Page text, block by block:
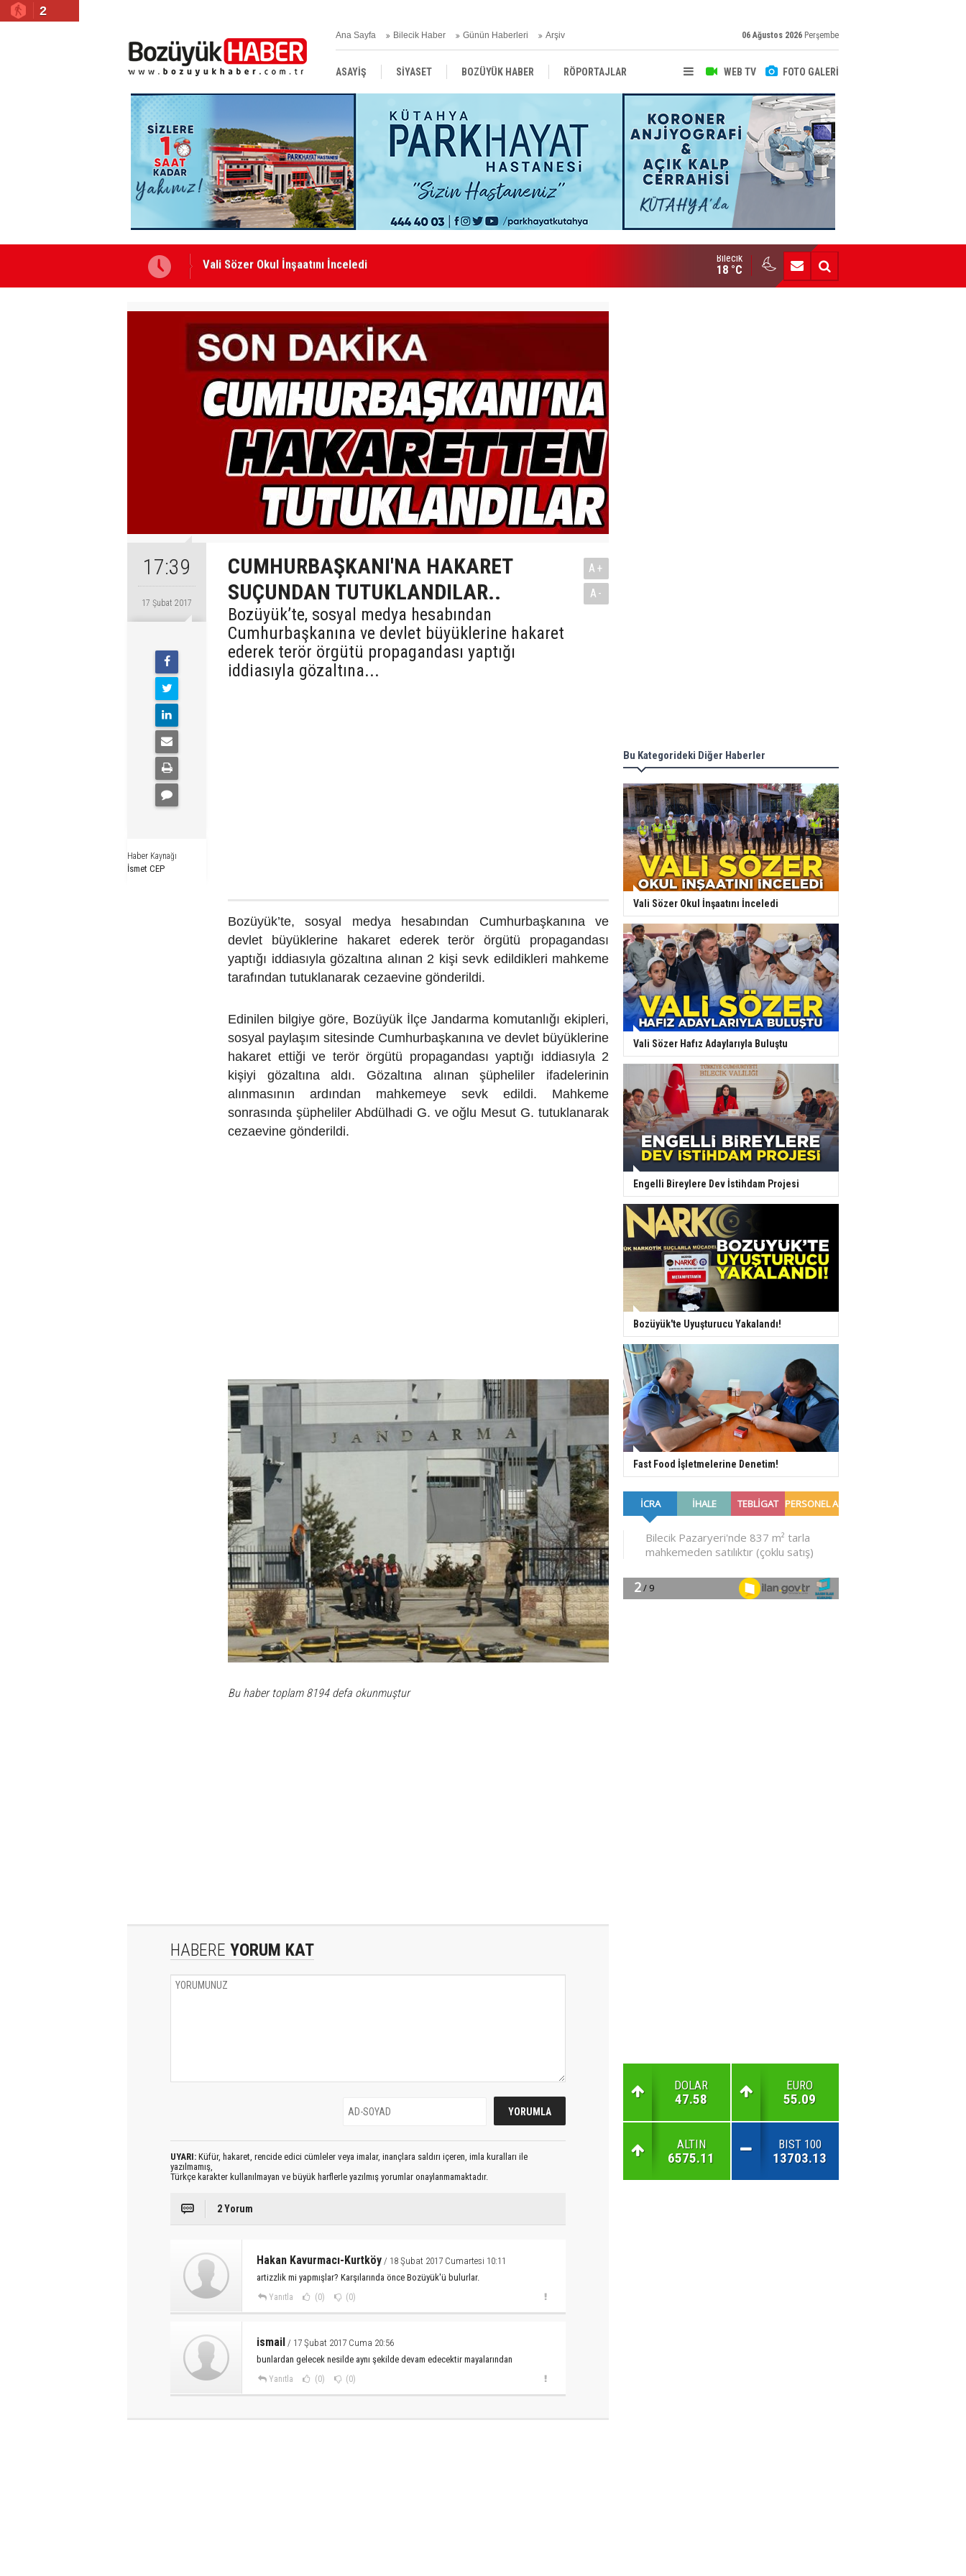
2
Ana Sayfa Bilecik Haber Günün Haberleri Arşiv 06 Ağustos 2026 Perşembe
WEB TV FOTO GALERİ
ASAYİŞ SİYASET BOZÜYÜK HABER RÖPORTAJLAR
RESMİ İLANLAR
Vali Sözer Hafız Adaylarıyla Buluştu Engelli Bireylere Dev İstihdam Projesi
Bilecik
18 °C
17:39
17 Şubat 2017
Haber Kaynağı
İsmet CEP
CUMHURBAŞKANI'NA HAKARET
SUÇUNDAN TUTUKLANDILAR..
Bozüyük’te, sosyal medya hesabından
Cumhurbaşkanına ve devlet büyüklerine hakaret
ederek terör örgütü propagandası yaptığı
iddiasıyla gözaltına...
A+
A-
Bozüyük’te, sosyal medya hesabından Cumhurbaşkanına ve
devlet büyüklerine hakaret ederek terör örgütü propagandası
yaptığı iddiasıyla gözaltına alınan 2 kişi sevk edildikleri mahkeme
tarafından tutuklanarak cezaevine gönderildi.
Edinilen bilgiye göre, Bozüyük İlçe Jandarma komutanlığı ekipleri,
sosyal paylaşım sitesinde Cumhurbaşkanına ve devlet büyüklerine
hakaret ettiği ve terör örgütü propagandası yaptığı iddiasıyla 2
kişiyi gözaltına aldı. Gözaltına alınan şüpheliler ifadelerinin
alınmasının ardından mahkemeye sevk edildi. Mahkeme
sonrasında şüpheliler Abdülhadi G. ve oğlu Mesut G. tutuklanarak
cezaevine gönderildi.
Bu haber toplam 8194 defa okunmuştur
HABERE YORUM KAT
UYARI: Küfür, hakaret, rencide edici cümleler veya imalar, inançlara saldırı içeren, imla kuralları ile
yazılmamış,
Türkçe karakter kullanılmayan ve büyük harflerle yazılmış yorumlar onaylanmamaktadır.
2 Yorum
Hakan Kavurmacı-Kurtköy / 18 Şubat 2017 Cumartesi 10:11
artizzlik mi yapmışlar? Karşılarında önce Bozüyük'ü bulurlar.
Yanıtla (0) (0)
ismail / 17 Şubat 2017 Cuma 20:56
bunlardan gelecek nesilde aynı şekilde devam edecektir mayalarından
Yanıtla (0) (0)
Bu Kategorideki Diğer Haberler
Vali Sözer Okul İnşaatını İnceledi
Vali Sözer Hafız Adaylarıyla Buluştu
Engelli Bireylere Dev İstihdam Projesi
Bozüyük'te Uyuşturucu Yakalandı!
Fast Food İşletmelerine Denetim!
DOLAR
47.58
EURO
55.09
ALTIN
6575.11
BIST 100
13703.13